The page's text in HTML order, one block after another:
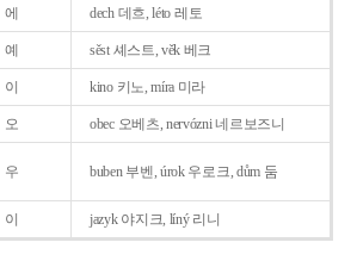
에 dech 데흐, léto 레토
예 sěst 셰스트, věk 베크
이 kino 키노, míra 미라
오 obec 오베츠, nervózni 네르보즈니
우 buben 부벤, úrok 우로크, dům 둠
이 jazyk야지크, líný 리니